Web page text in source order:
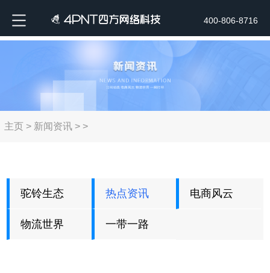
400-806-8716
主页> 新闻资讯> >
驼铃生态 热点资讯 电商风云
物流世界 一带一路